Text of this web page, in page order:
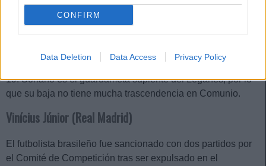
CONFIRM
Data Deletion Data Access Privacy Policy
Juan Soriano (Leganés)
El portero fue expulsado por protestar en el banquillo en el
partido que midió a su equipo con el Espanyol en la jornada
19. Soriano es el guardameta suplente del Leganés, por lo
que su baja no tiene mucha trascendencia en Comunio.
Vinícius Júnior (Real Madrid)
El futbolista brasileño fue sancionado con dos partidos por
el Comité de Competición tras ser expulsado en el